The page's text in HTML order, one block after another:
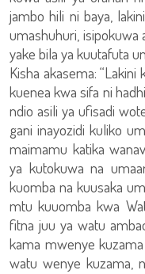
jambo hili ni baya,
umashuhuri, isipokuwa
yake bila ya kuutafuta
Kisha akasema:
kuenea kwa sifa ni
ndio asili ya ufisadi
gani inayozidi kuliko
maimamu katika
ya kutokuwa na
kuomba na kuusaka
mtu kuuomba kwa
fitna juu ya watu
kama mwenye
watu wenye kuzama,